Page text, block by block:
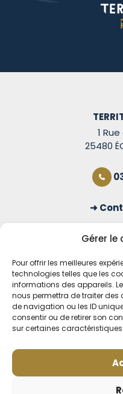
Gérer le
Pour offrir les meilleures
technologies telles que les
informations des appareils.
nous permettra de traiter des
de navigation ou les ID
consentir ou de retirer son
sur certaines
1
25480
OUVERT
Voir
POLITIQUE